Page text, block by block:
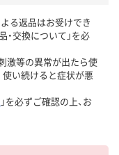
る返品はお受けでき
・交換について」を必
激等の異常が出たら使
使い続けると症状が悪
」を必ずご確認の上、お